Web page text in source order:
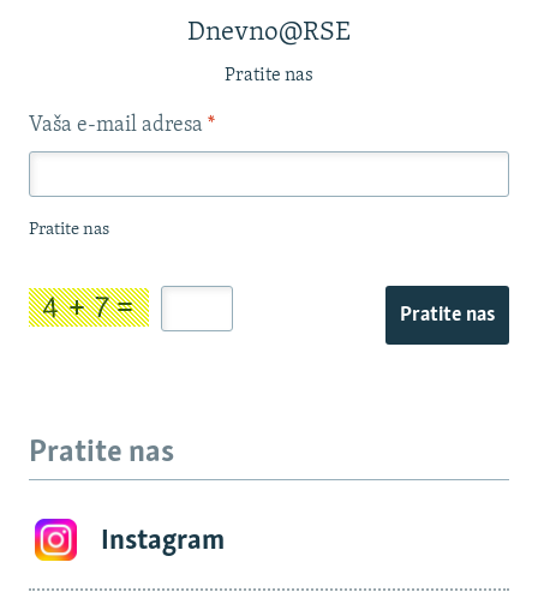
Dnevno@RSE
Pratite nas
Vaša e-mail adresa *
Pratite nas
Pratite nas
Pratite nas
Instagram